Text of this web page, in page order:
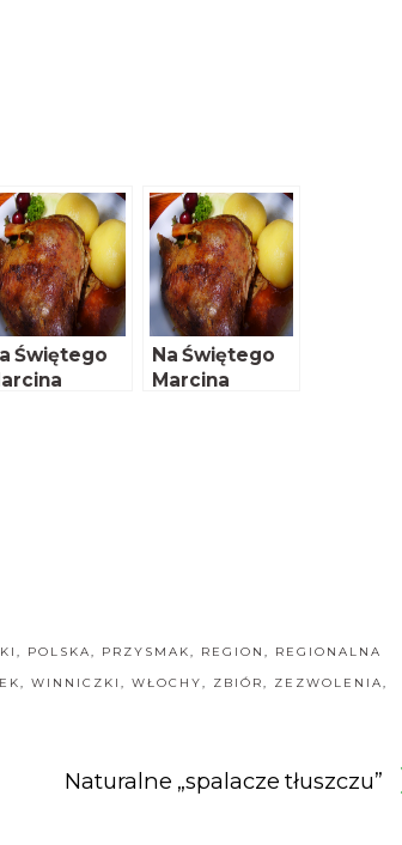
Świętego
Na Świętego
Marcina
, POLSKA, PRZYSMAK, REGION , REGIONALNA
, WINNICZKI , WŁOCHY, ZBIÓR, ZEZWOLENIA,
Naturalne „spalacze tłuszczu”